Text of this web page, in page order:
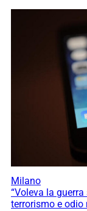
Milano
“Voleva la
terrorismo e